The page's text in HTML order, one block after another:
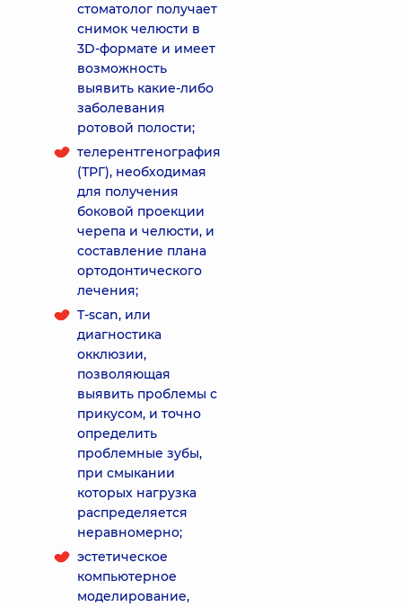
стоматолог получает
снимок челюсти в
3D-формате и имеет
возможность
выявить какие-либо
заболевания
ротовой полости;
телерентгенография
(ТРГ), необходимая
для получения
боковой проекции
черепа и челюсти, и
составление плана
ортодонтического
лечения;
T-scan, или
диагностика
окклюзии,
позволяющая
выявить проблемы с
прикусом, и точно
определить
проблемные зубы,
при смыкании
которых нагрузка
распределяется
неравномерно;
эстетическое
компьютерное
моделирование,